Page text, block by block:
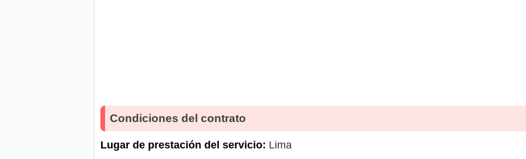
Condiciones del contrato
Lugar de prestación del servicio: Lima